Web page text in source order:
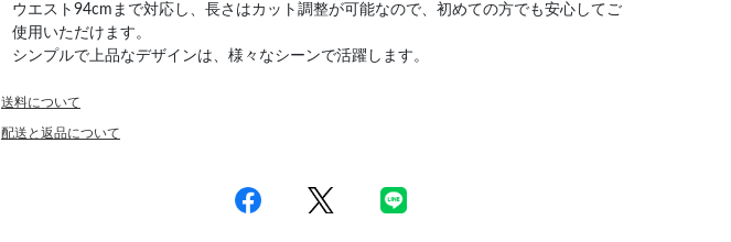
ウエスト94cmまで対応し、長さはカット調整が可能なので、初めての方でも安心してご
使用いただけます。
シンプルで上品なデザインは、様々なシーンで活躍します。
送料について
配送と返品について